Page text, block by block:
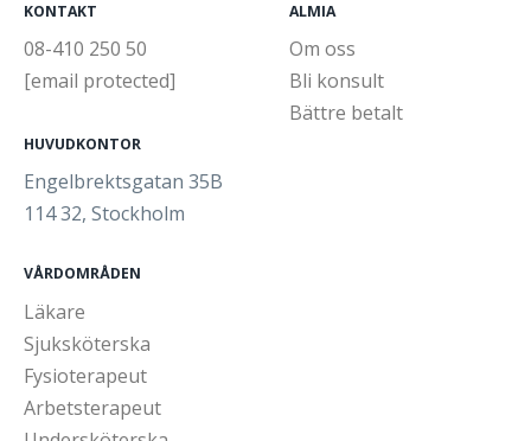
KONTAKT
08-410 250 50
[email protected]
HUVUDKONTOR
Engelbrektsgatan 35B
114 32, Stockholm
ALMIA
Om oss
Bli konsult
Bättre betalt
VÅRDOMRÅDEN
Läkare
Sjuksköterska
Fysioterapeut
Arbetsterapeut